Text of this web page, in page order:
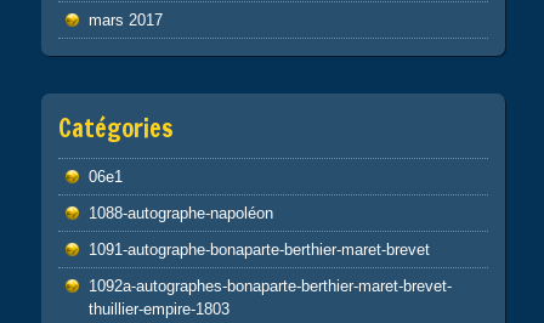
mars 2017
Catégories
06e1
1088-autographe-napoléon
1091-autographe-bonaparte-berthier-maret-brevet
1092a-autographes-bonaparte-berthier-maret-brevet-
thuillier-empire-1803